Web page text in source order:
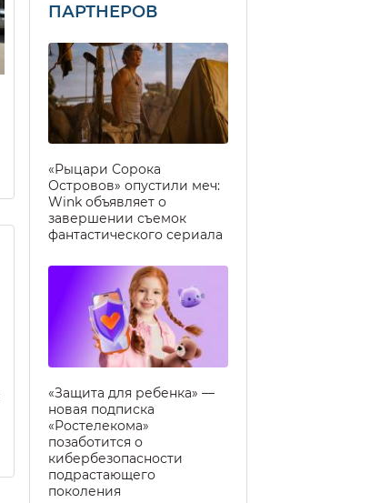
ПАРТНЕРОВ
«Рыцари Сорока
Островов» опустили меч:
Wink объявляет о
завершении съемок
фантастического сериала
«Защита для ребенка» —
новая подписка
«Ростелекома»
позаботится о
кибербезопасности
подрастающего
поколения